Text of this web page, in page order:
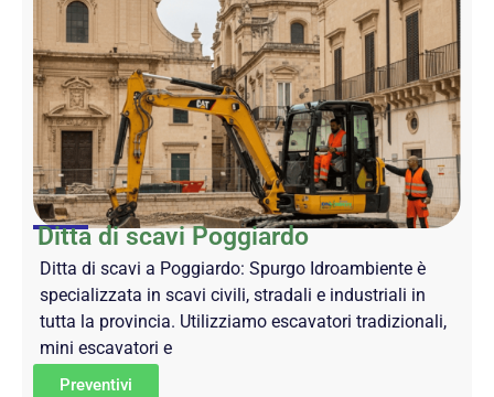
Ditta di scavi Poggiardo
Ditta di scavi a Poggiardo: Spurgo Idroambiente è
specializzata in scavi civili, stradali e industriali in
tutta la provincia. Utilizziamo escavatori tradizionali,
mini escavatori e
Preventivi